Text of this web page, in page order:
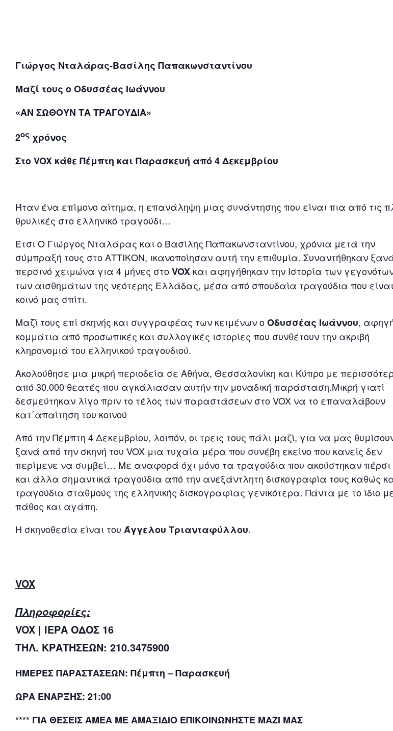
Γιώργος Νταλάρας-Βασίλης Παπακωνσταντίνου
Μαζί τους ο Οδυσσέας Ιωάννου
«ΑΝ ΣΩΘΟΥΝ ΤΑ ΤΡΑΓΟΥΔΙΑ»
2ος χρόνος
ΣτοVOX κάθε Πέμπτη και Παρασκευή από 4 Δεκεμβρίου
Ήταν ένα επίμονο αίτημα, η επανάληψη μιας συνάντησης που είναι πια από τις
θρυλικές στο ελληνικό τραγούδι…
Έτσι Ο Γιώργος Νταλάρας και ο Βασίλης Παπακωνσταντίνου, χρόνια μετά την
σύμπραξή τους στο ΑΤΤΙΚΟΝ, ικανοποίησαν αυτή την επιθυμία. Συναντήθηκαν
περσινό χειμώνα για 4 μήνες στοVOX και αφηγήθηκαν την Ιστορία των
των αισθημάτων της νεότερης Ελλάδας, μέσα από σπουδαία τραγούδια που
κοινό μας σπίτι.
Μαζί τους επί σκηνής και συγγραφέας των κειμένων οΟδυσσέας Ιωάννου,
κομμάτια από προσωπικές και συλλογικές ιστορίες που συνθέτουν την ακριβή
κληρονομιά του ελληνικού τραγουδιού.
Ακολούθησε μια μικρή περιοδεία σε Αθήνα, Θεσσαλονίκη και Κύπρο με
από 30.000 θεατές που αγκάλιασαν αυτήν την μοναδική παράσταση.Μικρή γιατί
δεσμεύτηκαν λίγο πριν το τέλος των παραστάσεων στο VOX να το επαναλάβουν
κατ΄απαίτηση του κοινού
Από την Πέμπτη 4 Δεκεμβρίου, λοιπόν, οι τρεις τους πάλι μαζί, για να μας
ξανά από την σκηνή του VOX μια τυχαία μέρα που συνέβη εκείνο που κανείς δεν
περίμενε να συμβεί… Με αναφορά όχι μόνο τα τραγούδια που ακούστηκαν
και άλλα σημαντικά τραγούδια από την ανεξάντλητη δισκογραφία τους καθώς
τραγούδια σταθμούς της ελληνικής δισκογραφίας γενικότερα. Πάντα με το ίδιο
πάθος και αγάπη.
Η σκηνοθεσία είναι του Άγγελου Τριανταφύλλου.
VOX
Πληροφορίες:
VOX | ΙΕΡΑ ΟΔΟΣ 16
ΤΗΛ. ΚΡΑΤΗΣΕΩΝ: 210.3475900
ΗΜΕΡΕΣ ΠΑΡΑΣΤΑΣΕΩΝ: Πέμπτη – Παρασκευή
ΩΡΑ ΕΝΑΡΞΗΣ: 21:00
**** ΓΙΑ ΘΕΣΕΙΣ ΑΜΕΑ ΜΕ ΑΜΑΞΙΔΙΟ ΕΠΙΚΟΙΝΩΝΗΣΤΕ ΜΑΖΙ ΜΑΣ